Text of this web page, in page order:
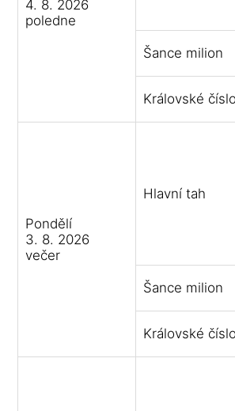
4. 8. 2026
poledne
Šance milion
Královské číslo
Pondělí
3. 8. 2026
večer
Hlavní tah
Šance milion
Královské číslo